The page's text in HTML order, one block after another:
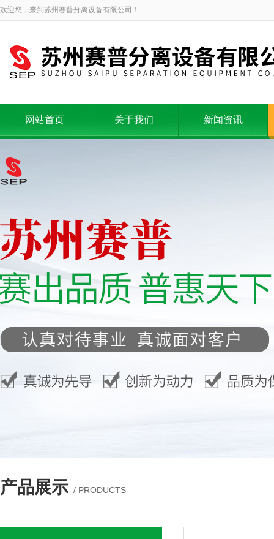
欢迎您，来到苏州赛普分离设备有限公司！
网站首页 关于我们 新闻资讯
产品展示 / PRODUCTS